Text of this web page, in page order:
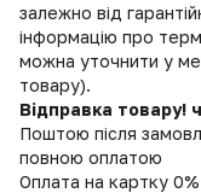
залежно від
інформацію про
можна уточнити у
товару).
Відправка товару!
Поштою після
повною оплатою
Оплата на картку